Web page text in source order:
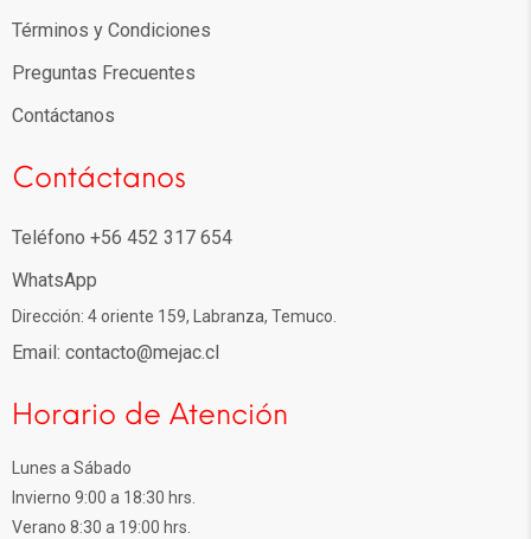
Términos y Condiciones
Preguntas Frecuentes
Contáctanos
Contáctanos
Teléfono +56 452 317 654
WhatsApp
Dirección: 4 oriente 159, Labranza, Temuco.
Email: contacto@mejac.cl
Horario de Atención
Lunes a Sábado
Invierno 9:00 a 18:30 hrs.
Verano 8:30 a 19:00 hrs.